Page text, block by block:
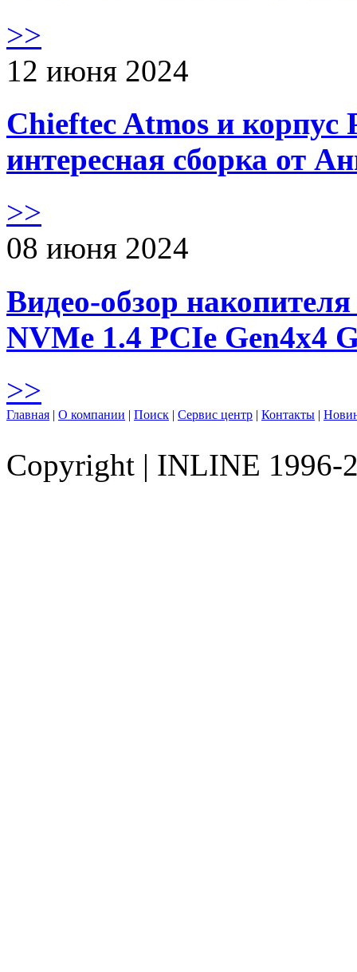
>>
12 июня 2024
Chieftec Atmos и корпус
интересная сборка от
>>
08 июня 2024
Видео-обзор
NVMe 1.4 PCIe Gen4х4
>>
Главная | О компании | Поиск | Сервис центр | Контакты |
Copyright | INLINE 1996-